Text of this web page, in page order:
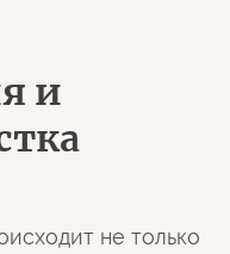
и
не только